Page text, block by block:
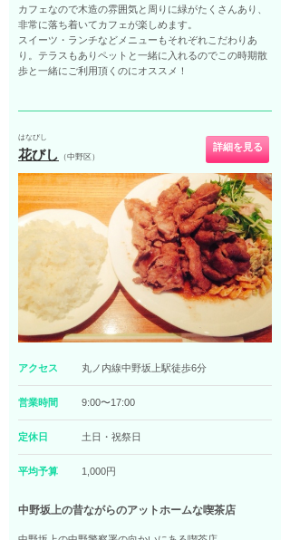
カフェなので木造の雰囲気と周りに緑がたくさんあり、
非常に落ち着いてカフェが楽しめます。
スイーツ・ランチなどメニューもそれぞれこだわりあ
り。テラスもありペットと一緒に入れるのでこの時期散
歩と一緒にご利用頂くのにオススメ！
はなびし
花びし （中野区）
詳細を見る
アクセス 丸ノ内線中野坂上駅徒歩6分
営業時間 9:00〜17:00
定休日 土日・祝祭日
平均予算 1,000円
中野坂上の昔ながらのアットホームな喫茶店